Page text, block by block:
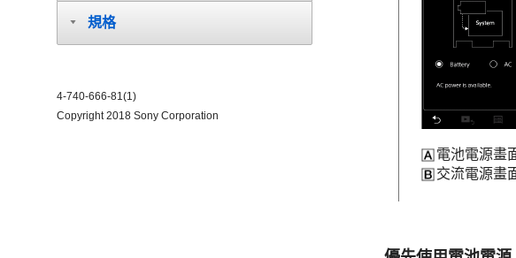
電池電源畫
交流電源畫
規格
4-740-666-81(1)
Copyright 2018 Sony Corporation